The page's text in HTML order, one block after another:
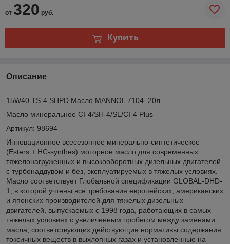
от 320 руб.
Купить
Описание
15W40 TS-4 SHPD Масло MANNOL 7104 20л
Масло минеральное CI-4/SH-4/SL/CI-4 Plus
Артикул: 98694
Инновационное всесезонное минерально-синтетическое
(Esters + HC-synthes) моторное масло для современных
тяжелонагруженных и высокооборотных дизельных двигателей
с турбонаддувом и без, эксплуатируемых в тяжелых условиях.
Масло соответствует Глобальной спецификации GLOBAL-DHD-
1, в которой учтены все требования европейских, американских
и японских производителей для тяжелых дизельных
двигателей, выпускаемых с 1998 года, работающих в самых
тяжелых условиях с увеличенным пробегом между заменами
масла, соответствующих действующие нормативы содержания
токсичных веществ в выхлопных газах и установленные на